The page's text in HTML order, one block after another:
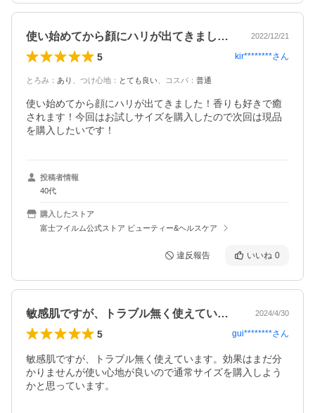
使い始めてから顔にハリが出てきました！… 2022/12/21
5 kir********さん
とろみ ： あり つけ心地 ： とても良い コスパ ： 普通
使い始めてから顔にハリが出てきました！香りも好きで癒
されます！今回はお試しサイズを購入したので次回は現品
を購入したいです！
投稿者情報
40代
購入したストア
富士フイルム公式ストア ビューティー&ヘルスケア
違反報告 いいね 0
敏感肌ですが、トラブル無く使えています… 2024/4/30
5 gui********さん
敏感肌ですが、トラブル無く使えています。効果はまだ分
かりませんが使い心地が良いので通常サイズを購入しよう
かと思っています。